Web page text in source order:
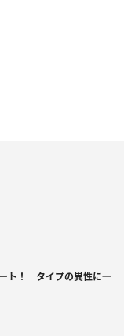
ト！ タイプの異性に一